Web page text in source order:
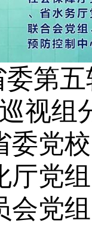
第
视组
委党
厅党
会党